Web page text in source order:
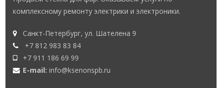
комплексному ремонту электрики и электроники.
Санкт-Петербург, ул. Шателена 9
+7 812 983 83 84
+7 911 186 69 99
E-mail:info@ksenonspb.ru